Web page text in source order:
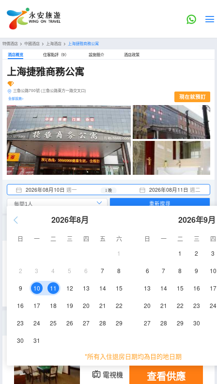
特價酒店 > 中國酒店 > 上海酒店 > 上海捷雅商務公寓
酒店概览 住客點評（9） 設施簡介 酒店政策
上海捷雅商務公寓
三魯公路700號 (三魯公路東方一路交叉口)
全部設施> 現在就預訂
2026年08月10日 週一 2026年08月11日 週二
1 晚
2026年8月
日 一 二 三 四 五
六
1
2 3 4 5 6 7 8
9 10 11 12 13 14 15
16 17 18 19 20 21 22
23 24 25 26 27 28 29
30 31
2026年9月
日 一 二 三
四
1
2 3
6 7 8 9 10
13 14 15 16 17
20 21 22 23 24
27 28 29 30
*所有入住退房日期均為目的地日期
重新搜尋
空調
套房
40㎡ 2層 空調
電視機 查看供應